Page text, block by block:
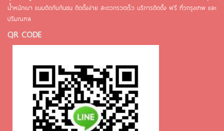
น้ำหนักเบา แนบติดกับกันชน ติดตั้งง่าย สะดวกรวดเร็ว บริการติดตั้ง ฟรี ทั่วกรุงเทพ และ
ปริมณฑล
QR CODE